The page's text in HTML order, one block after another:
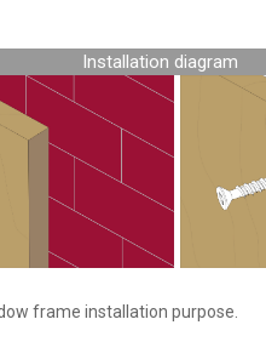
Installation
frame installation purpose.